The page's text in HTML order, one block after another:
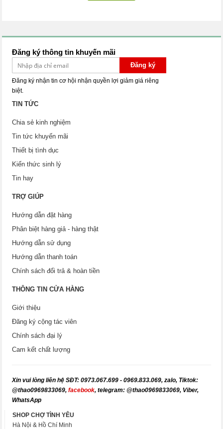
Đăng ký thông tin khuyến mãi
Đăng ký
Đăng ký nhận tin cơ hội nhận quyền lợi giảm giá riêng
biệt.
TIN TỨC
Chia sẻ kinh nghiệm
Tin tức khuyến mãi
Thiết bị tình dục
Kiến thức sinh lý
Tin hay
TRỢ GIÚP
Hướng dẫn đặt hàng
Phân biệt hàng giả - hàng thật
Hướng dẫn sử dụng
Hướng dẫn thanh toán
Chính sách đổi trả & hoàn tiền
THÔNG TIN CỬA HÀNG
Giới thiệu
Đăng ký cộng tác viên
Chính sách đại lý
Cam kết chất lượng
Xin vui lòng liên hệ SĐT: 0973.067.699 - 0969.833.069, zalo, Tiktok:
@thao0969833069,facebook, telegram: @thao0969833069, Viber,
WhatsApp
SHOP CHỢ TÌNH YÊU
Hà Nội & Hồ Chí Minh